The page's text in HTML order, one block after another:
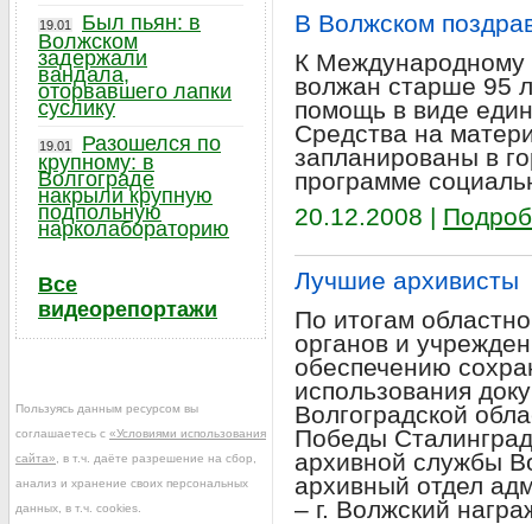
В Волжском
К
волжан старше 95
помощь в виде
Средства на
запланированы в
программе
20.12.2008 |
Лучшие архивисты
По итогам
органов и
обеспечению
использования
Волгоградской
Победы
архивной службы
архивный отдел
– г. Волжский
19.01
Был пьян: в
Волжском
задержали
вандала,
оторвавшего лапки
суслику
19.01
Разошелся по
крупному: в
Волгограде
накрыли крупную
подпольную
нарколабораторию
Все
видеорепортажи
Пользуясь данным ресурсом вы
соглашаетесь с «Условиями использования
сайта» , в т.ч. даёте разрешение на сбор,
анализ и хранение своих персональных
данных, в т.ч. cookies.